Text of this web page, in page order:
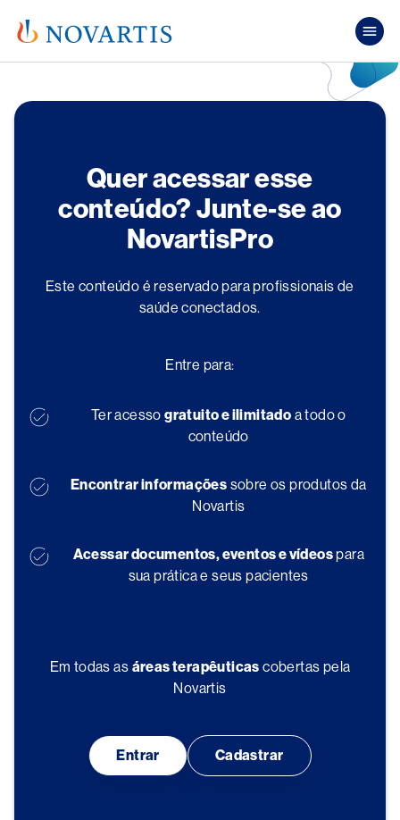
Quer acessar esse
conteúdo? Junte-se ao
NovartisPro
Este conteúdo é reservado para profissionais de
saúde conectados.
Entre para:
Ter acessogratuito e ilimitado a todo o
conteúdo
Encontrar informações sobre os produtos da
Novartis
Acessar documentos, eventos e vídeospara
sua prática e seus pacientes
Em todas as áreas terapêuticas cobertas pela
Novartis
Entrar Cadastrar